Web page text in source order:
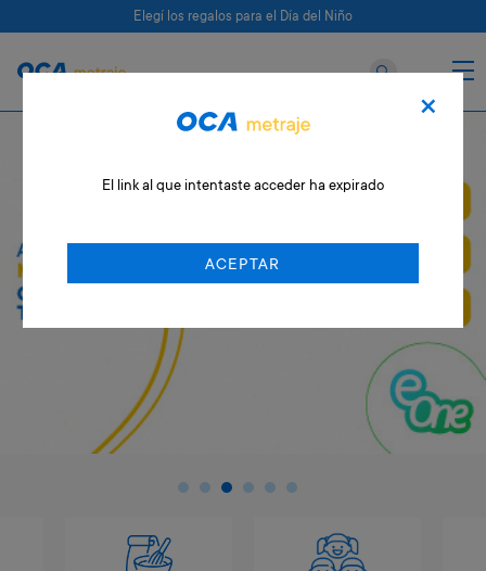
Elegí los regalos para el Día del Niño
×
El link al que intentaste acceder ha expirado
ACEPTAR